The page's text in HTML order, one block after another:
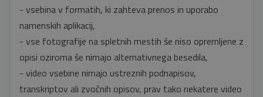
- vsebina v formatih, ki zahteva prenos in uporabo
namenskih aplikacij,
- vse fotografije na spletnih mestih še niso opremljene z
opisi oziroma še nimajo alternativnega besedila,
- video vsebine nimajo ustreznih podnapisov,
transkriptov ali zvočnih opisov, prav tako nekatere video